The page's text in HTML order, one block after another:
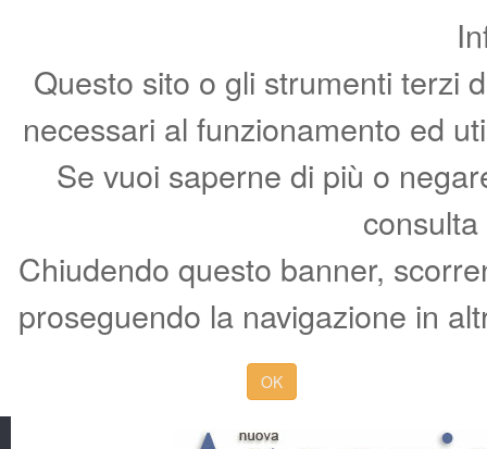
Questo sito o gli strumenti terzi
necessari al funzionamento ed
Se vuoi saperne di più o
Chiudendo questo banner,
proseguendo la navigazione in
OK